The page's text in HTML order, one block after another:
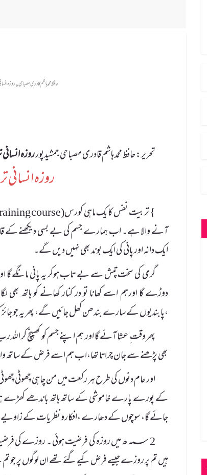
حافظ محمد ہاشم قادری مصباحی,روزہ
تحریر: حافظ محمد ہاشم قادری مصباحی جمشیدپورروزہ
روزہ انسانی
آنے والا ہے۔ اب ہمارے جسم کی بے بسی دیکھنے کے قابل
ایک دانہ اور پانی کی ایک بوند بھی نہیں دیں گے۔
گرمی کی سخت تپش سے بے تاب ہوکر یہ پانی مانگے گا
دوڑے گا اورہم اسے کھانا تو در کنار کھانے کو ہاتھ
،پابندیوں کے سارے بندھن کھل جائیں گے، پھر یہ جو جائز
پھر وقت ِ عشا آئے گا اور ہم اپنے جسم کو کھینچ کر
بھی پڑھنے سے جان چراتا تھا،اب ہم اسے فرض کے ساتھ
اور عام دنوں کی طرح ہر رکعت میں من چاہی چھوٹی
کے پورے پارے خاموشی کے ساتھ ہاتھ باندھے کھڑے
جائے گا، سوچوں کے دھارے ،افکارو نظریات کے زاویے
2 ؁ھ میں روزہ کی فرضیت ہوئی ۔ روزے
ہیں تم پر روزے جیسے فرض کیے گئے تھے ان لوگوں پر جو تم سے